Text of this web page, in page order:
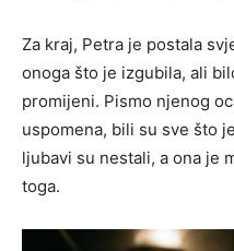
Za kraj, Petra je postala
onoga što je izgubila, ali
promijeni. Pismo njenog
uspomena, bili su sve što
ljubavi su nestali, a ona je
toga.